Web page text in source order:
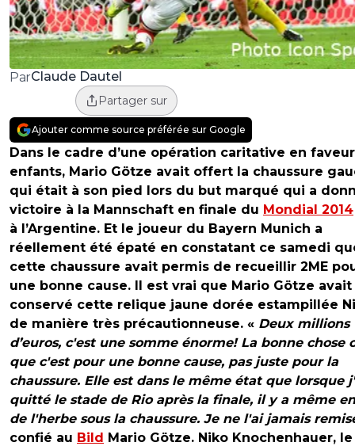
ParClaude Dautel
Partager sur
Ajouter comme source préférée sur Google
Dans le cadre d’une opération caritative en
enfants, Mario Götze avait offert la chaussure
qui était à son pied lors du but marqué qui a
victoire à la Mannschaft en finale du Mondial 2014
à l’Argentine. Et le joueur du Bayern Munich a
réellement été épaté en constatant ce samedi
cette chaussure avait permis de recueillir 2ME
une bonne cause. Il est vrai que Mario Götze avait
conservé cette relique jaune dorée estampillée
de manière très précautionneuse. « Deux millions
d’euros, c'est une somme énorme! La bonne chose
que c'est pour une bonne cause, pas juste pour la
chaussure. Elle est dans le même état que lorsque
quitté le stade de Rio après la finale, il y a même
de l'herbe sous la chaussure. Je ne l'ai jamais
confié au Bild Mario Götze. Niko Knochenhauer, le